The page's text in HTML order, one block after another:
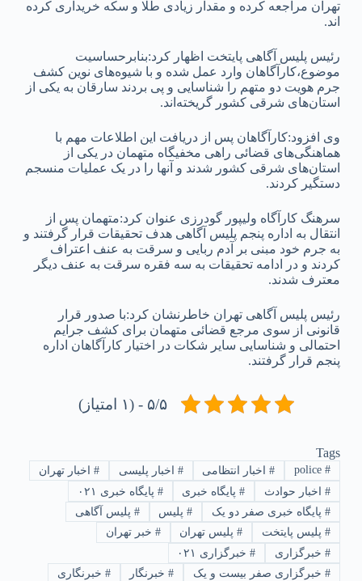
تهران مراجعه کرده و مقدار زیادی طلا و سکه خریداری کرده
اند.
رئيس پلیس آگاهی پایتخت اظهار کرد:بنابرحساسیت
موضوع،کارآگاهان وارد عمل شده و با شیوه‌های نوین کشف
جرم هویت دو متهم را شناسایی و پی بردند سارقان به یکی از
استان‌های شرقی کشور گریخته‌اند.
وی افزود:کارآگاهان پس از دریافت این اطلاعات مهم با
هماهنگی‌های قضائی راهی مخفیگاه متهمان در یکی از
استان‌های شرقی کشور شدند و آنها را در یک عملیات منسجم
دستگیر کردند.
سرهنگ کارآگاه ولیپور گودرزی عنوان کرد:متهمان پس از
انتقال به اداره پنجم پلیس آگاهی هدف تحقیقات قرار گرفتند و
به جرم خود مبنی بر آدم‌ ربایی و سرقت به عنف اعتراف
کردند و در ادامه تحقیقات به سه فقره سرقت به عنف دیگر
معترف شدند.
رئیس پلیس آگاهی تهران خاطرنشان کرد:با صدور قرار
قانونی از سوی مرجع قضائی متهمان برای کشف جرایم
احتمالی و شناسایی سایر شکات در اختیار کارآگاهان اداره
پنجم قرار گرفتند.
۵/۵ - (۱ امتیاز)
Tags
#
police
#اخبار انتظامی # اخبار پلیسی # اخبار تهران
#اخبار حوادث #پایگاه خبری # پایگاه خبری ۰۲۱
#پایگاه خبری صفر دو یک #پلیس # پلیس آگاهی
#پلیس پایتخت #پلیس تهران # خبر تهران
#خبرگزاری #خبرگزاری ۰۲۱
#خبرگزاری صفر بیست و یک #خبرنگار # خبرنگاری